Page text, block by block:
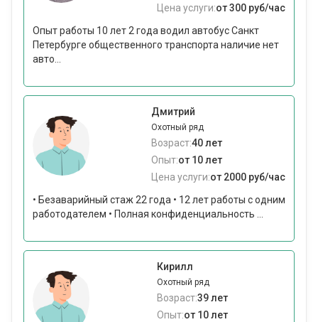
Цена услуги:от 300 руб/час
Опыт работы 10 лет 2 года водил автобус Санкт
Петербурге общественного транспорта наличие нет
авто...
Дмитрий
Охотный ряд
Возраст:40 лет
Опыт:от 10 лет
Цена услуги:от 2000 руб/час
• Безаварийный стаж 22 года • 12 лет работы с одним
работодателем • Полная конфиденциальность ...
Кирилл
Охотный ряд
Возраст:39 лет
Опыт:от 10 лет